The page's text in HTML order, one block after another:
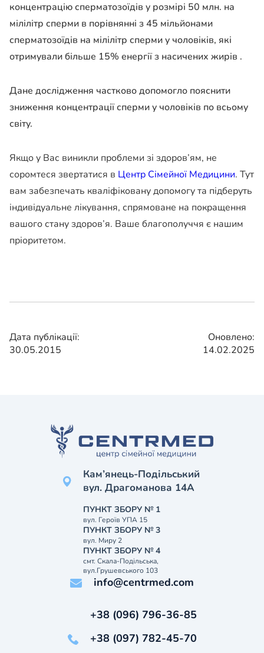
концентрацію сперматозоїдів у розмірі 50 млн. на
мілілітр сперми в порівнянні з 45 мільйонами
сперматозоїдів на мілілітр сперми у чоловіків, які
отримували більше 15% енергії з насичених жирів .
Дане дослідження частково допомогло пояснити
зниження концентрації сперми у чоловіків по всьому
світу.
Якщо у Вас виникли проблеми зі здоров’ям, не
соромтеся звертатися в Центр Сімейної Медицини. Тут
вам забезпечать кваліфіковану допомогу та підберуть
індивідуальне лікування, спрямоване на покращення
вашого стану здоров’я. Ваше благополуччя є нашим
пріоритетом.
Дата публікації:
30.05.2015
Оновлено:
14.02.2025
Кам’янець-Подільський
вул. Драгоманова 14А
ПУНКТ ЗБОРУ № 1
вул. Героїв УПА 15
ПУНКТ ЗБОРУ № 3
вул. Миру 2
ПУНКТ ЗБОРУ № 4
смт. Скала-Подільська,
вул.Грушевського 103
info@centrmed.com
+38 (096) 796-36-85
+38 (097) 782-45-70